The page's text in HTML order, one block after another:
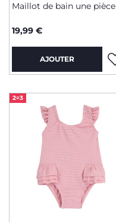
Maillot de bain une pièce
19,99 €
AJOUTER
2=3